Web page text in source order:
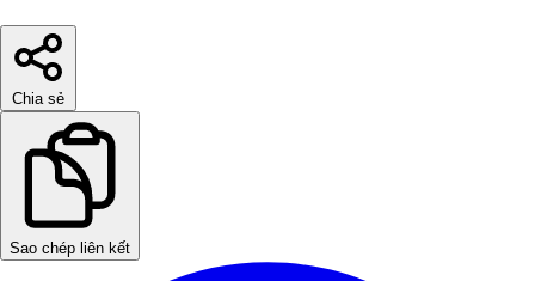
Chia sẻ
Sao chép liên kết